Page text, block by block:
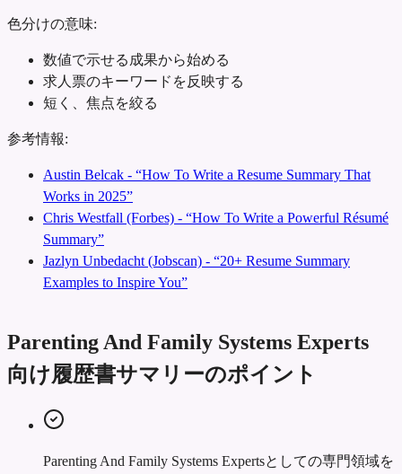
色分けの意味:
数値で示せる成果から始める
求人票のキーワードを反映する
短く、焦点を絞る
参考情報:
Austin Belcak - “How To Write a Resume Summary That
Works in 2025”
Chris Westfall (Forbes) - “How To Write a Powerful Résumé
Summary”
Jazlyn Unbedacht (Jobscan) - “20+ Resume Summary
Examples to Inspire You”
Parenting And Family Systems Experts
向け履歴書サマリーのポイント
Parenting And Family Systems Expertsとしての専門領域を